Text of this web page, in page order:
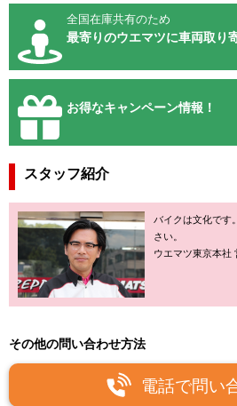
全国在庫共有のため
最寄りのウエマツに車両取り
お得なキャンペーン情報！
スタッフ紹介
バイクは文化です
さい。
ウエマツ東京本社
その他の問い合わせ方法
電話で問い